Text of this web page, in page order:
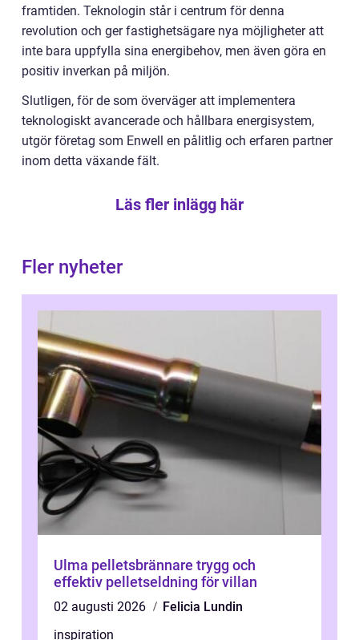
framtiden. Teknologin står i centrum för denna
revolution och ger fastighetsägare nya möjligheter att
inte bara uppfylla sina energibehov, men även göra en
positiv inverkan på miljön.
Slutligen, för de som överväger att implementera
teknologiskt avancerade och hållbara energisystem,
utgör företag som Enwell en pålitlig och erfaren partner
inom detta växande fält.
Läs fler inlägg här
Fler nyheter
Ulma pelletsbrännare trygg och
effektiv pelletseldning för villan
02 augusti 2026
Felicia Lundin
inspiration